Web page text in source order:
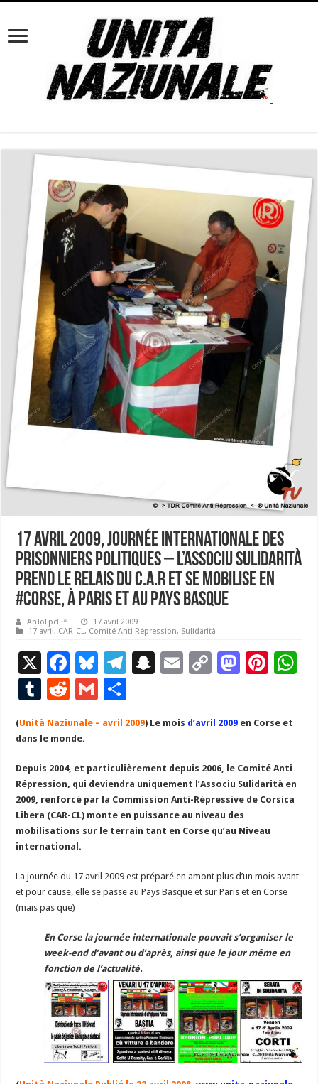
17 avril 2009, journée internationale des
prisonniers politiques – L’Associu Sulidarità
prend le relais du C.A.R et se mobilise en
#Corse, à Paris et au Pays Basque
AnToFpcL™
17 avril 2009
17 avril, CAR-CL, Comité Anti Répression, Sulidarità
X
F
ac
e
b
o
k
Bl
u
es
ky
T
gr
m
S
p
h
at
E
l
C
y
n
k
M
d
n
Pi
es
T
u
m
r
R
d
t
G
m
ai ta
g
er
(Unità Naziunale – avril 2009) Le mois d’avril 2009 en Corse et
dans le monde.
Depuis 2004, et particulièrement depuis 2006, le Comité Anti
Répression, qui deviendra uniquement l’Associu Sulidarità en
2009, renforcé par la Commission Anti-Répressive de Corsica
Libera (CAR-CL) monte en puissance au niveau des
mobilisations sur le terrain tant en Corse qu’au Niveau
international.
La journée du 17 avril 2009 est préparé en amont plus d’un mois avant
et pour cause, elle se passe au Pays Basque et sur Paris et en Corse
(mais pas que)
En Corse la journée internationale pouvait s’organiser le
week-end d’avant ou d’après, ainsi que le jour même en
fonction de l’actualité.